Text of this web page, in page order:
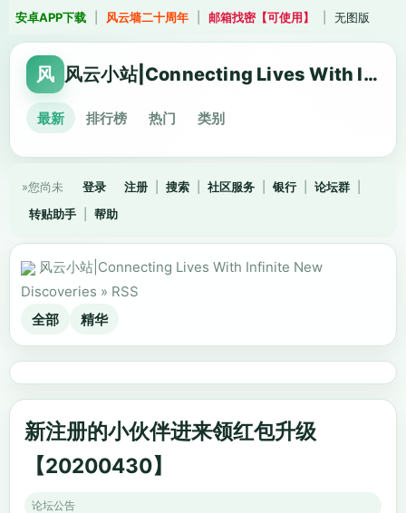
安卓APP下载 风云墙二十周年 邮箱找密【可使用】 无图版
风 风云小站|Connecting Lives With Infinite New Discoveries
最新 排行榜 热门 类别
»您尚未 登录 注册 搜索 社区服务 银行 论坛群
转贴助手
帮助
风云小站|Connecting Lives With Infinite New
Discoveries » RSS
全部
精华
新注册的小伙伴进来领红包升级
【20200430】
论坛公告